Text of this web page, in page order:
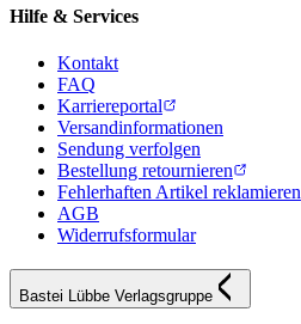
Hilfe & Services
Kontakt
FAQ
Karriereportal
Versandinformationen
Sendung verfolgen
Bestellung retournieren
Fehlerhaften Artikel reklamieren
AGB
Widerrufsformular
Bastei Lübbe Verlagsgruppe